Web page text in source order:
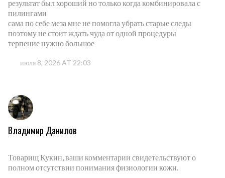
результат был хороший но только когда комбинировала с
пилингами
сама по себе меза мне не помогла убрать старые следы
поэтому не стоит ждать чуда от одной процедуры
терпение нужно большое
июля 8, 2026 AT 22:03
Владимир Данилов
Товарищ Кукин, ваши комментарии свидетельствуют о
полном отсутствии понимания физиологии кожи.